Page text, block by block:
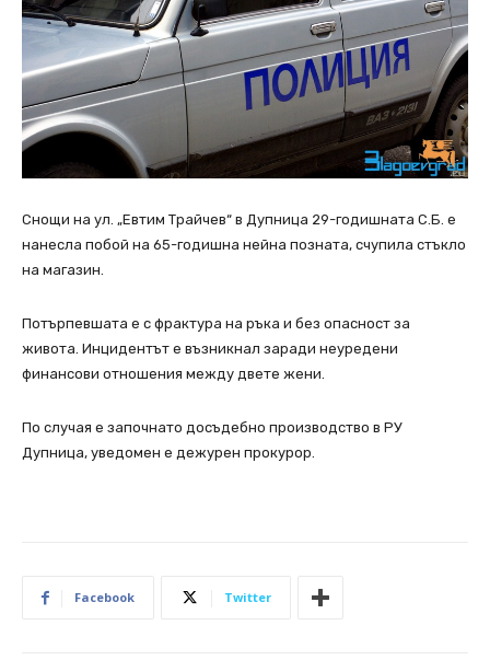
Снощи на ул. „Евтим Трайчев“ в Дупница 29-годишната С.Б. е
нанесла побой на 65-годишна нейна позната, счупила стъкло
на магазин.
Потърпевшата е с фрактура на ръка и без опасност за
живота. Инцидентът е възникнал заради неуредени
финансови отношения между двете жени.
По случая е започнато досъдебно производство в РУ
Дупница, уведомен е дежурен прокурор.
Facebook Twitter